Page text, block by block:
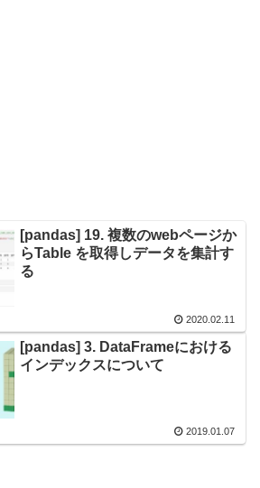
[pandas] 19. 複数のwebページか
らTable を取得しデータを集計す
る
2020.02.11
[pandas] 3. DataFrameにおける
インデックスについて
2019.01.07